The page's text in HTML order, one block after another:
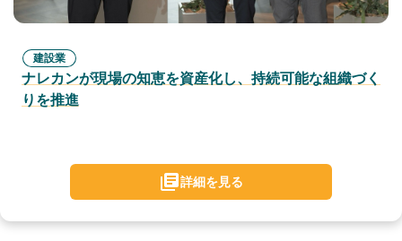
建設業
ナレカンが現場の知恵を資産化し、持続可能な組織づく
りを推進
詳細を見る